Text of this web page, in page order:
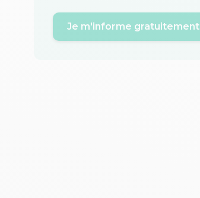
Je m'informe gratuitement